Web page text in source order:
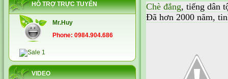
HỖ TRỢ TRỰC TUYẾN
Mr.Huy
Phone: 0984.904.686
VIDEO
Chè đắng, tiếng dân
Đã hơn 2000 năm,